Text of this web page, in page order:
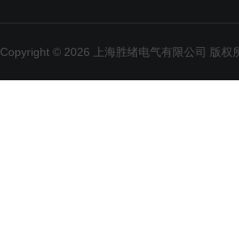
Copyright © 2026 上海胜绪电气有限公司 版权